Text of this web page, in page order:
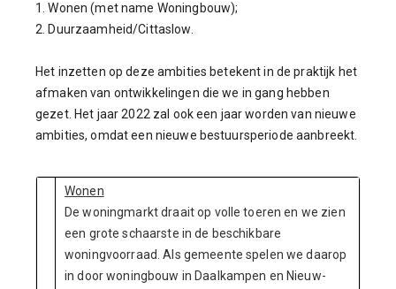
1. Wonen (met name Woningbouw);
2. Duurzaamheid/Cittaslow.
Het inzetten op deze ambities betekent in de praktijk het
afmaken van ontwikkelingen die we in gang hebben
gezet. Het jaar 2022 zal ook een jaar worden van nieuwe
ambities, omdat een nieuwe bestuursperiode aanbreekt.
Wonen
De woningmarkt draait op volle toeren en we zien
een grote schaarste in de beschikbare
woningvoorraad. Als gemeente spelen we daarop
in door woningbouw in Daalkampen en Nieuw-